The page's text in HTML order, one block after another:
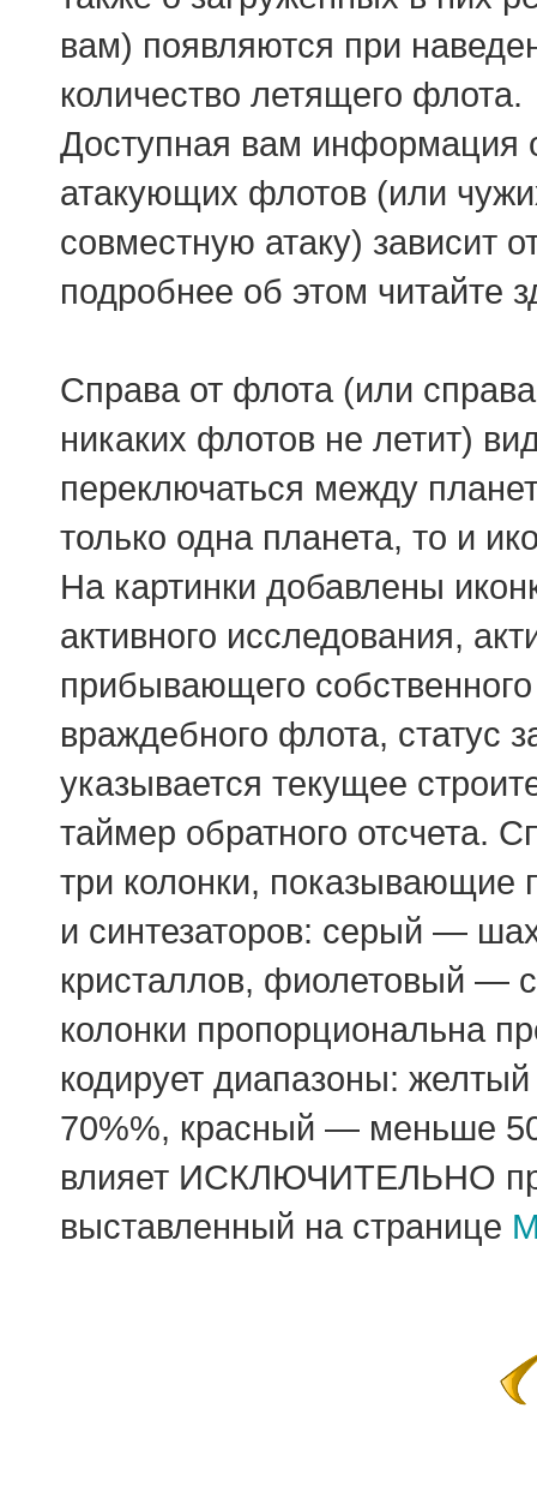
вам) появляются при
количество летящего флота.
Доступная вам информация
атакующих флотов (или
совместную атаку) зависит
подробнее об этом читайте
Справа от флота (или
никаких флотов не летит)
переключаться между
только одна планета, то и
На картинки добавлены
активного исследования,
прибывающего
враждебного флота, статус
указывается текущее
таймер обратного отсчета.
три колонки, показывающие
и синтезаторов: серый —
кристаллов, фиолетовый —
колонки пропорциональна
кодирует диапазоны:
70%%, красный — меньше
влияет ИСКЛЮЧИТЕЛЬНО
выставленный на странице